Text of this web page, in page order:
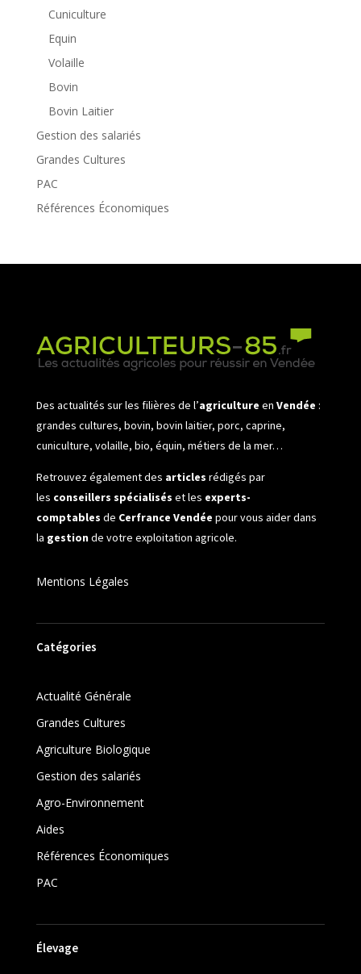
Cuniculture
Equin
Volaille
Bovin
Bovin Laitier
Gestion des salariés
Grandes Cultures
PAC
Références Économiques
Des actualités sur les filières de l’agriculture en Vendée :
grandes cultures, bovin, bovin laitier, porc, caprine,
cuniculture, volaille, bio, équin, métiers de la mer…
Retrouvez également des articles rédigés par
les conseillers spécialisés et les experts-
comptables de Cerfrance Vendée pour vous aider dans
la gestionde votre exploitation agricole.
Mentions Légales
Catégories
Actualité Générale
Grandes Cultures
Agriculture Biologique
Gestion des salariés
Agro-Environnement
Aides
Références Économiques
PAC
Élevage